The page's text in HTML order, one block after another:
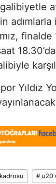
Yıldız
# u20